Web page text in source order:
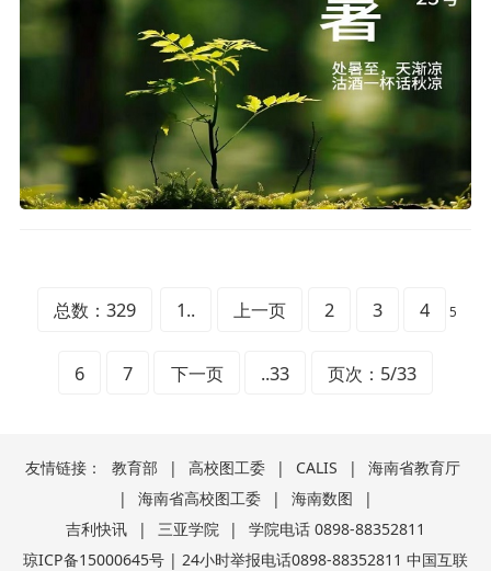
总数：329 1.. 上一页 2 3 4 5
6 7 下一页 ..33 页次：5/33
友情链接： 教育部 | 高校图工委 | CALIS |
海南省教育厅
|
海南省高校图工委 | 海南数图
|
吉利快讯
| 三亚学院 |
学院电话 0898-88352811
琼ICP备15000645号 | 24小时举报电话0898-88352811 中国互联